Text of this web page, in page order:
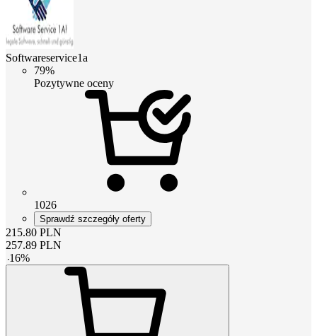
Softwareservice1a
79%
Pozytywne oceny
1026
Sprawdź szczegóły oferty
215.80 PLN
257.89 PLN
-16%